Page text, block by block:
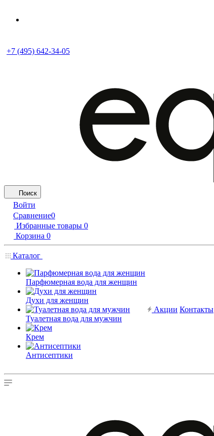
+7 (495) 642-34-05
Поиск
Войти
Сравнение0
Избранные товары 0
Корзина 0
Каталог
Парфюмерная вода для женщин
Духи для женщин
Туалетная вода для мужчин
Крем
Антисептики
Акции Контакты